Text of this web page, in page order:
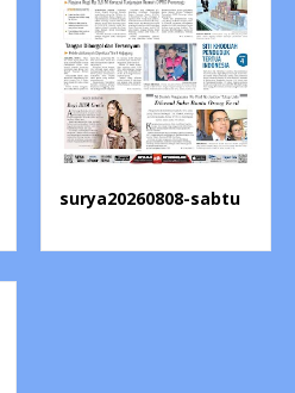
surya20260808-sabtu